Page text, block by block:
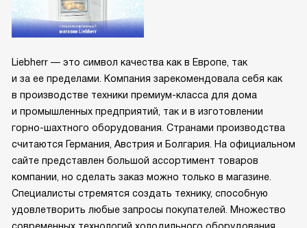
Liebherr — это символ качества как в Европе, так
и за ее пределами. Компания зарекомендовала себя как
в производстве техники премиум-класса для дома
и промышленных предприятий, так и в изготовлении
горно-шахтного оборудования. Странами производства
считаются Германия, Австрия и Болгария. На официальном
сайте представлен большой ассортимент товаров
компании, но сделать заказ можно только в магазине.
Специалисты стремятся создать технику, способную
удовлетворить любые запросы покупателей. Множество
современных технологий холодильного оборудования